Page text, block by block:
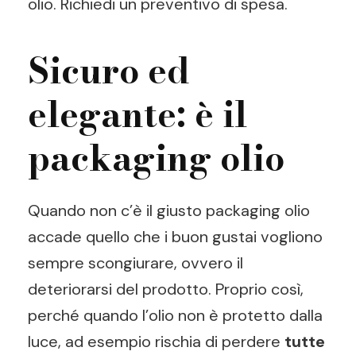
Sicuro ed
elegante: è il
packaging olio
Quando non c’è il giusto packaging olio
accade quello che i buon gustai vogliono
sempre scongiurare, ovvero il
deteriorarsi del prodotto. Proprio così,
perché quando l’olio non è protetto dalla
luce, ad esempio rischia di perdere tutte